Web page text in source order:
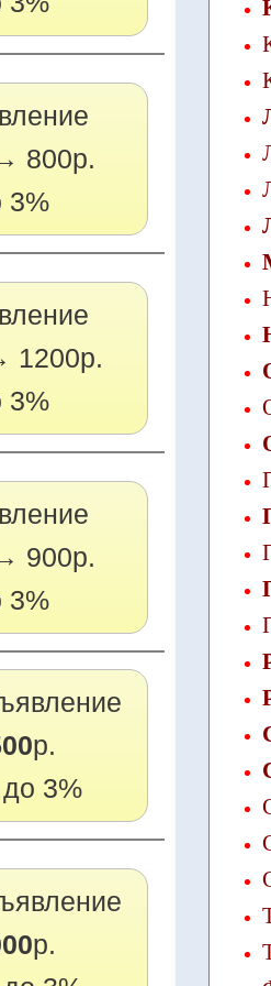
800р.
3%
1200р.
3%
900р.
3%
р.
3%
р.